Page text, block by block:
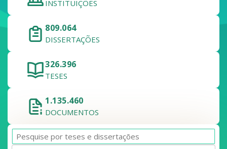
INSTITUIÇÕES
809.064
DISSERTAÇÕES
326.396
TESES
1.135.460
DOCUMENTOS